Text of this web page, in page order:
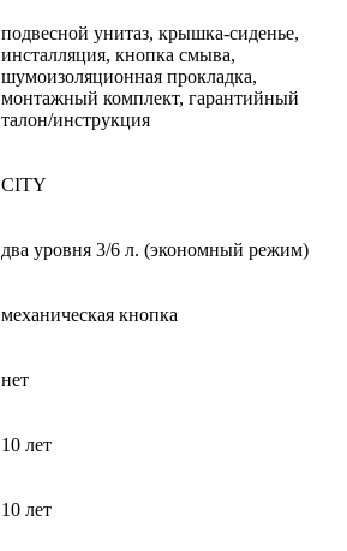
подвесной унитаз, крышка-сиденье,
инсталляция, кнопка смыва,
шумоизоляционная прокладка,
монтажный комплект, гарантийный
талон/инструкция
CITY
два уровня 3/6 л. (экономный режим)
механическая кнопка
нет
10 лет
10 лет